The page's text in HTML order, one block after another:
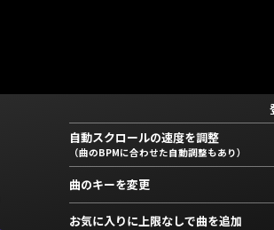
自動スクロールの速度を調整
（曲のBPMに合わせた自動調整もあり）
曲のキーを変更
お気に入りに上限なしで曲を追加